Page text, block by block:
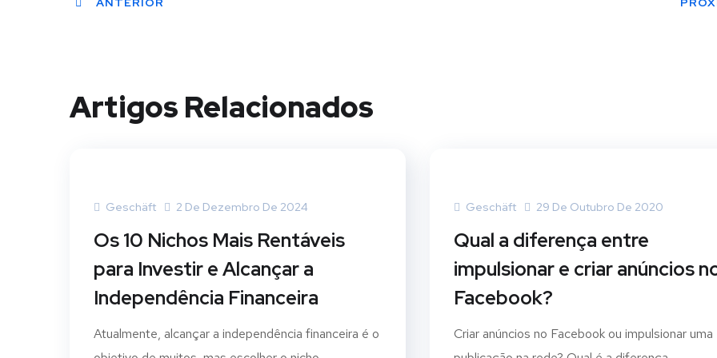
Artigos Relacionados
Geschäft 2 De Dezembro De 2024
Os 10 Nichos Mais Rentáveis
para Investir e Alcançar a
Independência Financeira
Atualmente, alcançar a independência financeira é o
Geschäft 29 De Outubro De 2020
Qual a diferença entre
impulsionar e criar anúncios
Facebook?
Criar anúncios no Facebook ou impulsionar uma